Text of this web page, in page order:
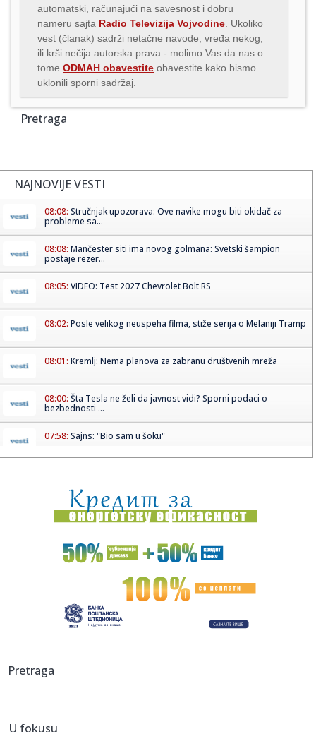
automatski, računajući na savesnost i dobru
nameru sajta Radio Televizija Vojvodine . Ukoliko
vest (članak) sadrži netačne navode, vređa nekog,
ili krši nečija autorska prava - molimo Vas da nas o
tome ODMAH obavestite obavestite kako bismo
uklonili sporni sadržaj.
Pretraga
NAJNOVIJE VESTI
08:08: Stručnjak upozorava: Ove navike mogu biti okidač za
probleme sa...
08:08: Mančester siti ima novog golmana: Svetski šampion
postaje rezer...
08:05: VIDEO: Test 2027 Chevrolet Bolt RS
08:02: Posle velikog neuspeha filma, stiže serija o Melaniji Tramp
08:01: Kremlj: Nema planova za zabranu društvenih mreža
08:00: Šta Tesla ne želi da javnost vidi? Sporni podaci o
bezbednosti ...
07:58: Sajns: "Bio sam u šoku"
07:52:Nova eskalacija na istoku: Snažan udar na Odesu;
Proglašena vaz...
07:51:Šta se dešava sa mozgom kada ne unosite dovoljno
masti?
"Zmajice" se okupile u Mostaru: Pripreme za Mediteranske
07:50:Vatra ne posustaje: Deliblatska peščara i dalje u plamenu,
asistencija u...
Pretraga
U fokusu